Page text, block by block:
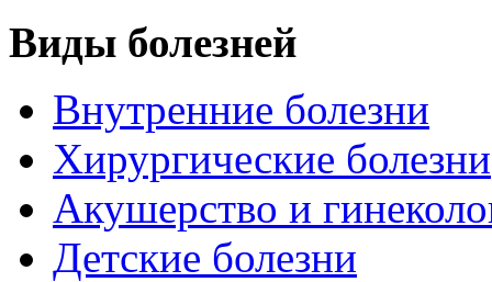
Виды болезней
Внутренние болезни
Хирургические болезни
Акушерство и
Детские болезни